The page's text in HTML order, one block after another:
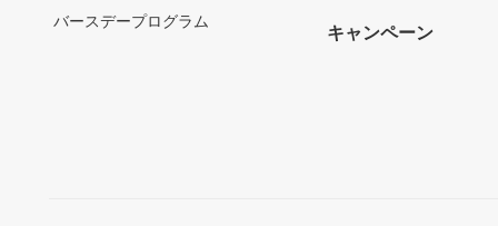
バースデープログラム
キャンペーン